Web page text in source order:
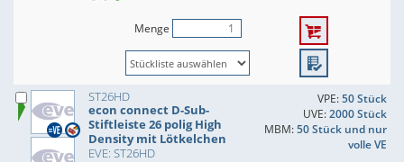
Menge
ST26HD
econ connect D-Sub-
Stiftleiste 26 polig High
Density mit Lötkelchen
EVE: ST26HD
VPE:50 Stück
UVE:2000 Stück
MBM:50 Stück und nur
volle VE